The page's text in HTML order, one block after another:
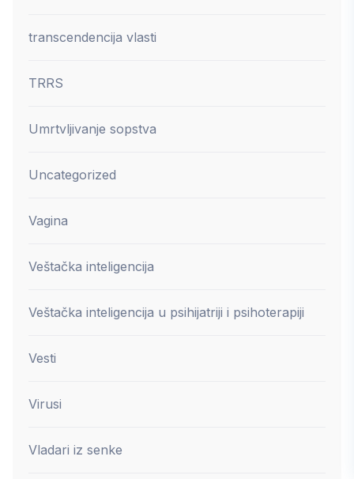
transcendencija vlasti
TRRS
Umrtvljivanje sopstva
Uncategorized
Vagina
Veštačka inteligencija
Veštačka inteligencija u psihijatriji i psihoterapiji
Vesti
Virusi
Vladari iz senke